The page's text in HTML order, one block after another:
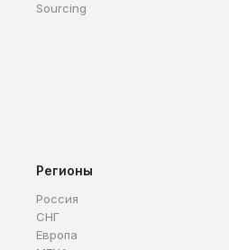
Sourcing
Регионы
Россия
СНГ
Европа